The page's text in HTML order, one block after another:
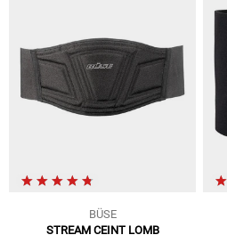
BÜSE
STREAM CEINT LOMB